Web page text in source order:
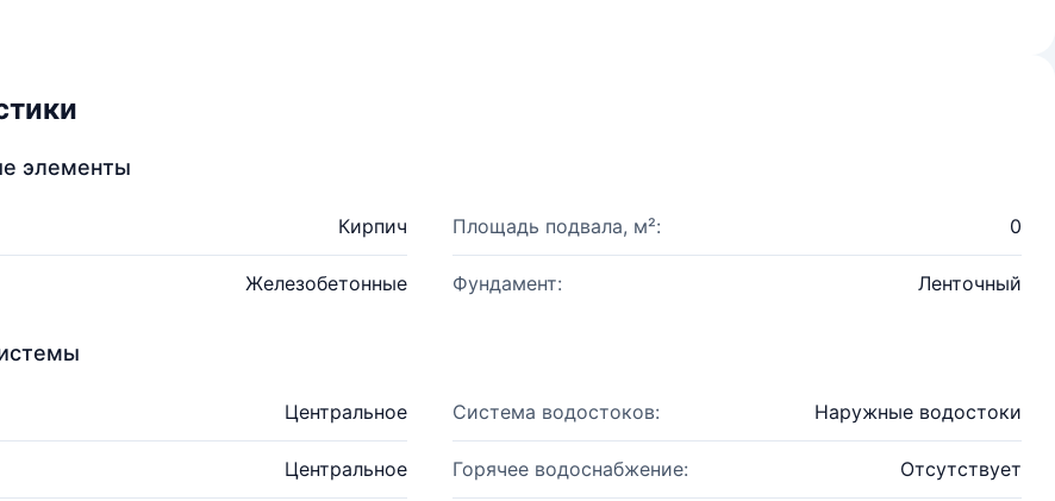
элементы
Кирпич Площадь подвала, м²: 0
Железобетонные Фундамент: Ленточный
Центральное Система водостоков: Наружные водостоки
Центральное Горячее водоснабжение: Отсутствует